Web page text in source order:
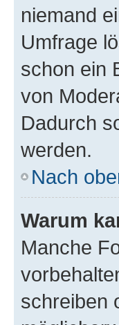
niemand
Umfrage
schon ein
von
Dadurch
werden.
Nach
Warum
Manche
schreiben